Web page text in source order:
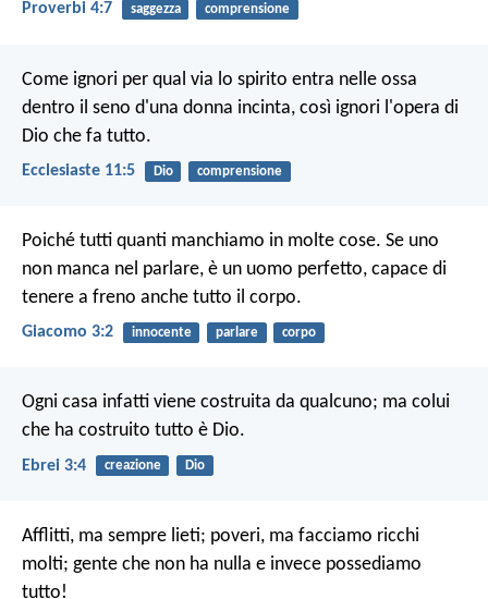
Proverbi 4:7 saggezza comprensione
Come ignori per qual via lo spirito entra nelle ossa
dentro il seno d'una donna incinta, così ignori l'opera di
Dio che fa tutto.
Ecclesiaste 11:5 Dio comprensione
Poiché tutti quanti manchiamo in molte cose. Se uno
non manca nel parlare, è un uomo perfetto, capace di
tenere a freno anche tutto il corpo.
Giacomo 3:2 innocente parlare corpo
Ogni casa infatti viene costruita da qualcuno; ma colui
che ha costruito tutto è Dio.
Ebrei 3:4 creazione Dio
Afflitti, ma sempre lieti; poveri, ma facciamo ricchi
molti; gente che non ha nulla e invece possediamo
tutto!